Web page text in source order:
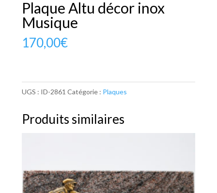
Plaque Altu décor inox
Musique
170,00€
UGS : ID-2861 Catégorie : Plaques
Produits similaires